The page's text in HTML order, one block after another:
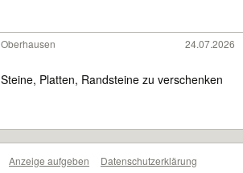
Oberhausen 24.07.2026
Steine, Platten, Randsteine zu verschenken
Anzeige aufgeben Datenschutzerklärung